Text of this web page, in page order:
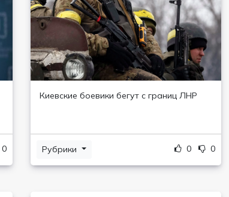
0
Киевские боевики бегут с границ ЛНР
Рубрики 0 0